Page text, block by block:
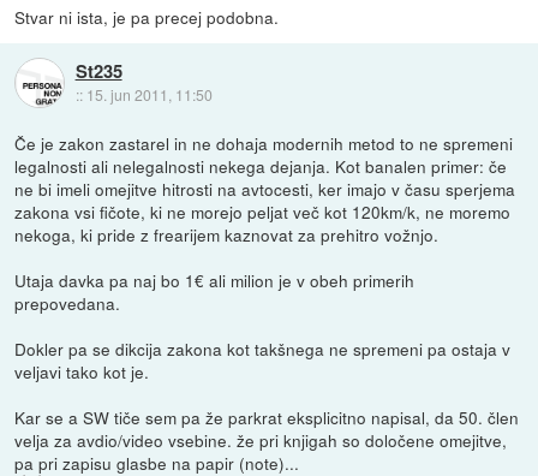
Stvar ni ista, je pa precej podobna.
St235
:: 15. jun 2011, 11:50
Če je zakon zastarel in ne dohaja modernih metod to ne spremeni
legalnosti ali nelegalnosti nekega dejanja. Kot banalen primer: če
ne bi imeli omejitve hitrosti na avtocesti, ker imajo v času sperjema
zakona vsi fičote, ki ne morejo peljat več kot 120km/k, ne moremo
nekoga, ki pride z frearijem kaznovat za prehitro vožnjo.
Utaja davka pa naj bo 1€ ali milion je v obeh primerih
prepovedana.
Dokler pa se dikcija zakona kot takšnega ne spremeni pa ostaja v
veljavi tako kot je.
Kar se a SW tiče sem pa že parkrat eksplicitno napisal, da 50. člen
velja za avdio/video vsebine. že pri knjigah so določene omejitve,
pa pri zapisu glasbe na papir (note)...